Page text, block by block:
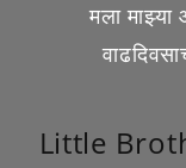
मला
Little